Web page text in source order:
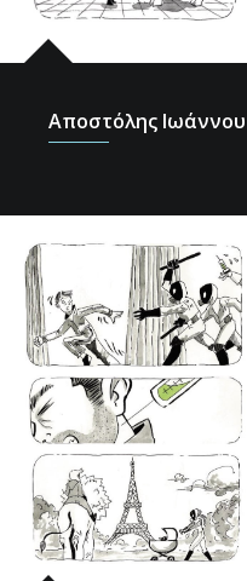
Αποστόλης Ιωάννου